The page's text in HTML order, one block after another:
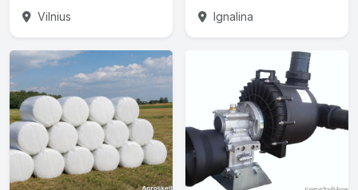
Vilnius Ignalina